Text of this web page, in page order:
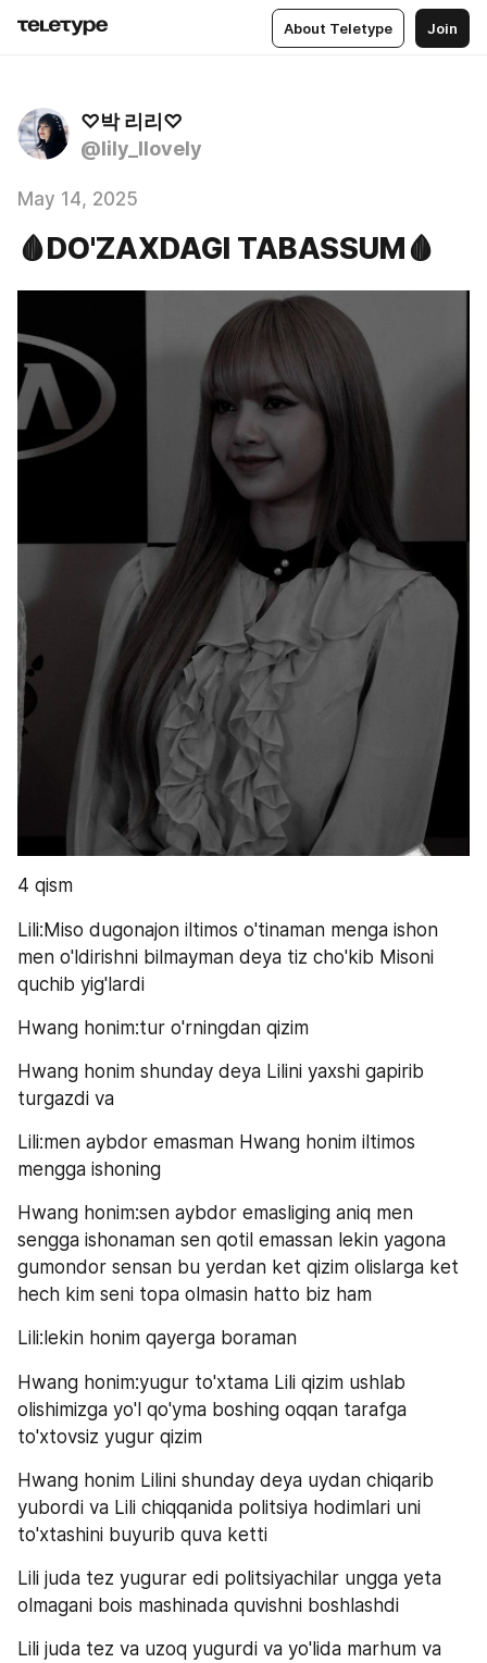
About Teletype Join
♡박 리리♡
@lily_llovely
May 14, 2025
🩸DO'ZAXDAGI TABASSUM🩸
4 qism
Lili:Miso dugonajon iltimos o'tinaman menga ishon
men o'ldirishni bilmayman deya tiz cho'kib Misoni
quchib yig'lardi
Hwang honim:tur o'rningdan qizim
Hwang honim shunday deya Lilini yaxshi gapirib
turgazdi va
Lili:men aybdor emasman Hwang honim iltimos
mengga ishoning
Hwang honim:sen aybdor emasliging aniq men
sengga ishonaman sen qotil emassan lekin yagona
gumondor sensan bu yerdan ket qizim olislarga ket
hech kim seni topa olmasin hatto biz ham
Lili:lekin honim qayerga boraman
Hwang honim:yugur to'xtama Lili qizim ushlab
olishimizga yo'l qo'yma boshing oqqan tarafga
to'xtovsiz yugur qizim
Hwang honim Lilini shunday deya uydan chiqarib
yubordi va Lili chiqqanida politsiya hodimlari uni
to'xtashini buyurib quva ketti
Lili juda tez yugurar edi politsiyachilar ungga yeta
olmagani bois mashinada quvishni boshlashdi
Lili juda tez va uzoq yugurdi va yo'lida marhum va